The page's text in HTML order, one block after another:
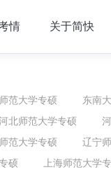
情 关于简快
范大学专硕 东南
北师范大学专硕
范大学专硕 辽宁
硕 上海师范大学